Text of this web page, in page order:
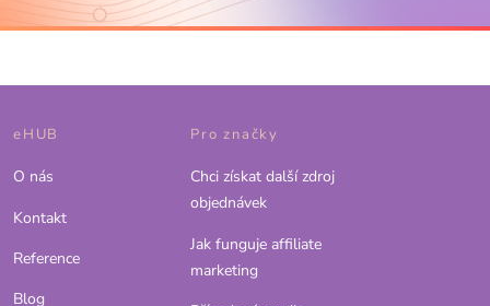
eHUB
O nás
Kontakt
Reference
Blog
Pro značky
Chci získat další zdroj
objednávek
Jak funguje affiliate
marketing